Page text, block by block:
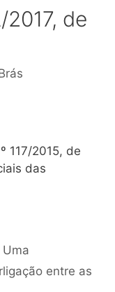
de
117/2015, de
das
entre as